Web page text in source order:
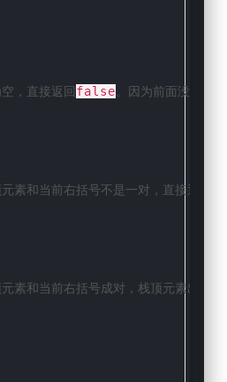
，直接返回false 。因为前面没有和
素和当前右括号不是一对，直接返回
素和当前右括号成对，栈顶元素出栈